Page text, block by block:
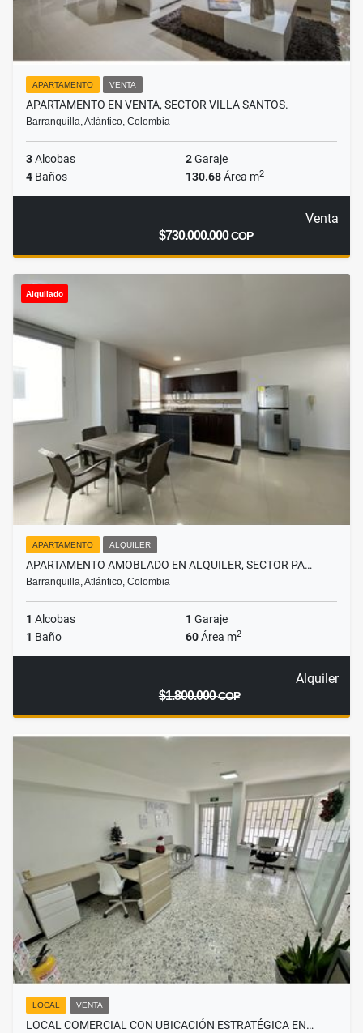
APARTAMENTO VENTA
APARTAMENTO EN VENTA, SECTOR VILLA SANTOS.
Barranquilla, Atlántico, Colombia
3Alcobas 2Garaje
4 Baños 130.68Área m2
Venta
$730.000.000COP
Alquilado
APARTAMENTO ALQUILER
APARTAMENTO AMOBLADO EN ALQUILER, SECTOR PA…
Barranquilla, Atlántico, Colombia
1 Alcobas 1 Garaje
1 Baño 60Área m2
Alquiler
$1.800.000COP
LOCAL VENTA
LOCAL COMERCIAL CON UBICACIÓN ESTRATÉGICA EN…